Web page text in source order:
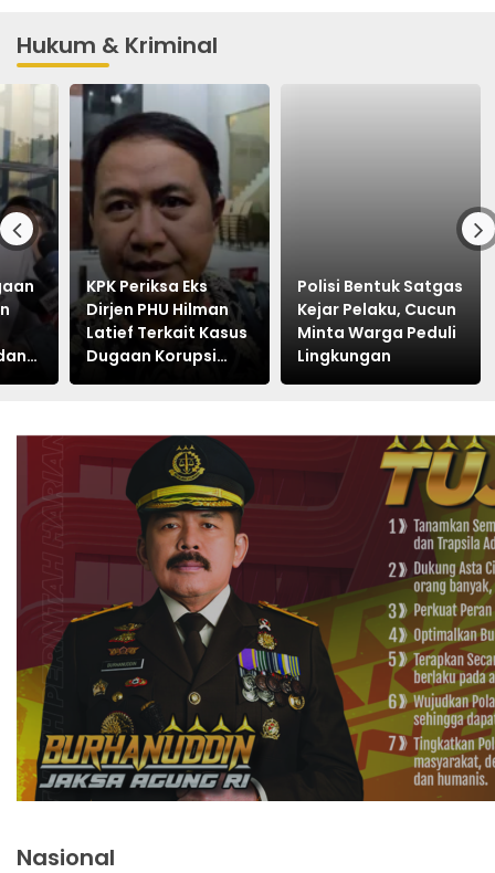
Hukum & Kriminal
KPK Periksa Eks
Dirjen PHU Hilman
Latief Terkait Kasus
Dugaan Korupsi
Polisi Bentuk Satgas
Kejar Pelaku, Cucun
Minta Warga Peduli
Lingkungan
Nasional